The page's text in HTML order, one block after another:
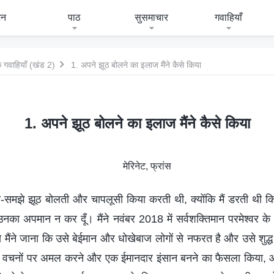
पाठ सुसमाचार गवाहियाँ
(खंड 2) 1. अपने झूठ बोलने का इलाज मैंने कैसे किया
1. अपने झूठ बोलने का इलाज मैंने कैसे किया
मेरिनेट, फ्रांस
समझे झूठ बोलती और चापलूसी किया करती थी, क्योंकि मैं डरती थी
अपमान न कर दूँ। मैंने नवंबर 2018 में सर्वशक्तिमान परमेश्वर के
मैंने जाना कि उसे बेईमान और धोखेबाज लोगों से नफरत है और उसे
पर अमल करने और एक ईमानदार इंसान बनने का फैसला किया,